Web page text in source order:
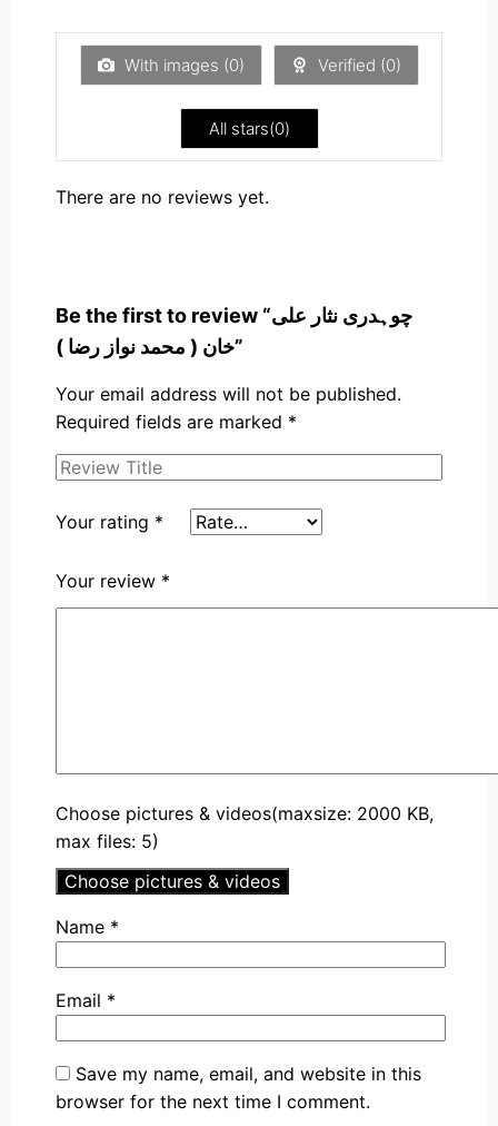
of
With images (0) Verified (0)
All stars(0)
There are no reviews yet.
Be the first to review “چوہدری نثار علی
خان ( محمد نواز رضا )”
Your email address will not be published.
Required fields are marked *
Your rating *
Your review *
Choose pictures & videos(maxsize: 2000 KB,
max files: 5)
Choose pictures & videos
Name *
Email *
Save my name, email, and website in this
browser for the next time I comment.